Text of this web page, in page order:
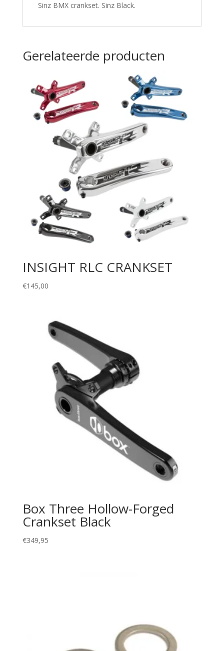
Sinz BMX crankset. Sinz Black.
Gerelateerde producten
INSIGHT RLC CRANKSET
€145,00
Box Three Hollow-Forged
Crankset Black
€349,95